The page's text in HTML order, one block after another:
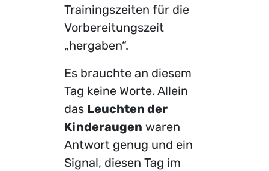
Trainingszeiten für die
Vorbereitungszeit
„hergaben“.
Es brauchte an diesem
Tag keine Worte. Allein
das Leuchten der
Kinderaugen waren
Antwort genug und ein
Signal, diesen Tag im